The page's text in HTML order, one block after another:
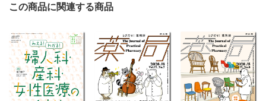
〈第12回〉第7波の新型コロナウイルス陽性患者への対応を
現場で働く薬剤師のための臨床薬学研究のオモテ・ウラ
〈第12回〉後ろ向き臨床研究のオモテ・ウラ（大井 一弥）
薬剤部門管理者・ミドルマネジャーのためのBSC活用入門
〈最終回〉失敗は成功の基：BSC作成失敗事例から学ぶ（髙
橋 淑郎）
くすりのかたち外伝 わかる！使える！まいにち薬会話
この商品に関連する商品